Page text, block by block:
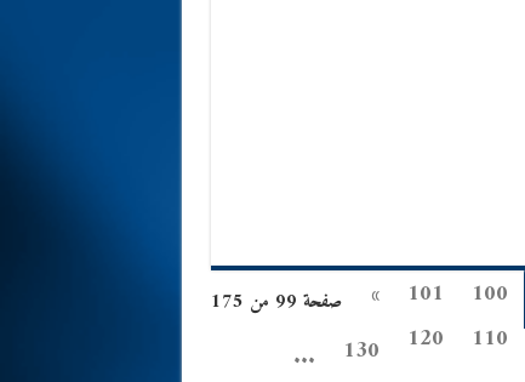
صفحة 99 من 175 100
101
»
110
120
130
...